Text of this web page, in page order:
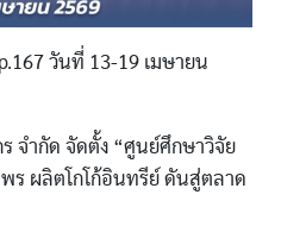
วันที่ 13-19 เมษายน
จำกัด จัดตั้ง “ศูนย์ศึกษาวิจัย
พร ผลิตโกโก้อินทรีย์ ดันสู่ตลาด